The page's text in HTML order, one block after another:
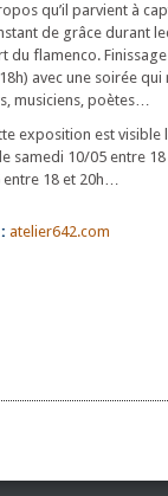
qu’il parvient à
de grâce durant
du flamenco.
avec une soirée
musiciens, poètes…
exposition est visible
samedi 10/05 entre
entre 18 et 20h…
atelier642.com